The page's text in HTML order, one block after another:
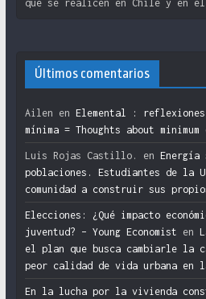
que se realicen en Chile y en
Últimos comentarios
Ailen en Elemental :
mínima = Thoughts about
Luis Rojas Castillo. en
poblaciones. Estudiantes de la
comunidad a construir sus
Elecciones: ¿Qué impacto
juventud? – Young Economist en
el plan que busca cambiarle la
peor calidad de vida urbana en
En la lucha por la vivienda